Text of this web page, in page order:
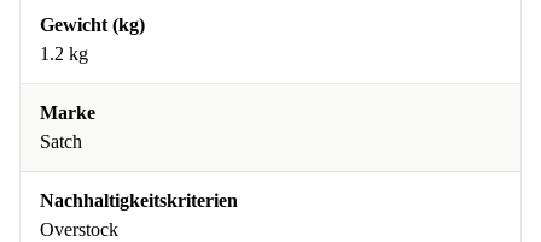
Gewicht (kg)
1.2 kg
Marke
Satch
Nachhaltigkeitskriterien
Overstock